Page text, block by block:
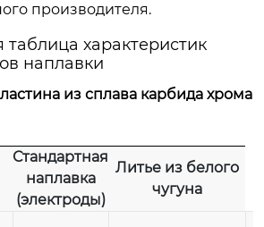
производителя.
таблица характеристик
наплавки
из сплава карбида хрома
Стандартная
наплавка
(электроды)
Литье из белого
чугуна